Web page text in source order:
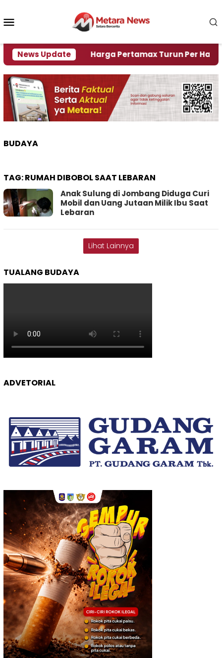
konten
News Update
Krisi Air Harga Pertamax Turun Per Hari Ini,
BUDAYA
TAG:RUMAH DIBOBOL SAAT LEBARAN
Anak Sulung di Jombang Diduga Curi
Mobil dan Uang Jutaan Milik Ibu Saat
Lebaran
Lihat Lainnya
TUALANG BUDAYA
ADVETORIAL